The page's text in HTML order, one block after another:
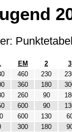
EM 2
3
460 230
360 180
260 90
600 90
600 130
300 180